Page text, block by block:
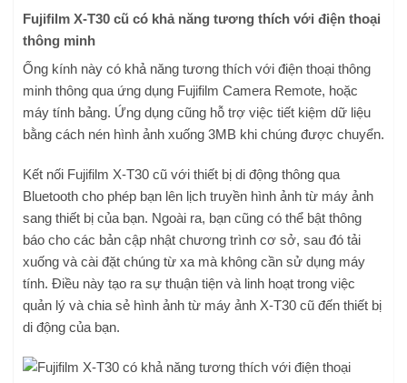
Fujifilm X-T30 cũ có khả năng tương thích với điện thoại
thông minh
Ống kính này có khả năng tương thích với điện thoại thông
minh thông qua ứng dụng Fujifilm Camera Remote, hoặc
máy tính bảng. Ứng dụng cũng hỗ trợ việc tiết kiệm dữ liệu
bằng cách nén hình ảnh xuống 3MB khi chúng được chuyển.
Kết nối Fujifilm X-T30 cũ với thiết bị di động thông qua
Bluetooth cho phép bạn lên lịch truyền hình ảnh từ máy ảnh
sang thiết bị của bạn. Ngoài ra, bạn cũng có thể bật thông
báo cho các bản cập nhật chương trình cơ sở, sau đó tải
xuống và cài đặt chúng từ xa mà không cần sử dụng máy
tính. Điều này tạo ra sự thuận tiện và linh hoạt trong việc
quản lý và chia sẻ hình ảnh từ máy ảnh X-T30 cũ đến thiết bị
di động của bạn.